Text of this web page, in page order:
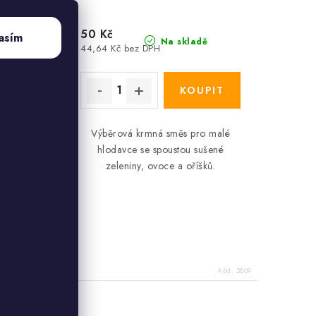
Na skladě
44,64 Kč bez DPH
50 Kč
Výběrová krmná směs pro malé
hlodavce se spoustou sušené
zeleniny, ovoce a oříšků.
Kód: 5809